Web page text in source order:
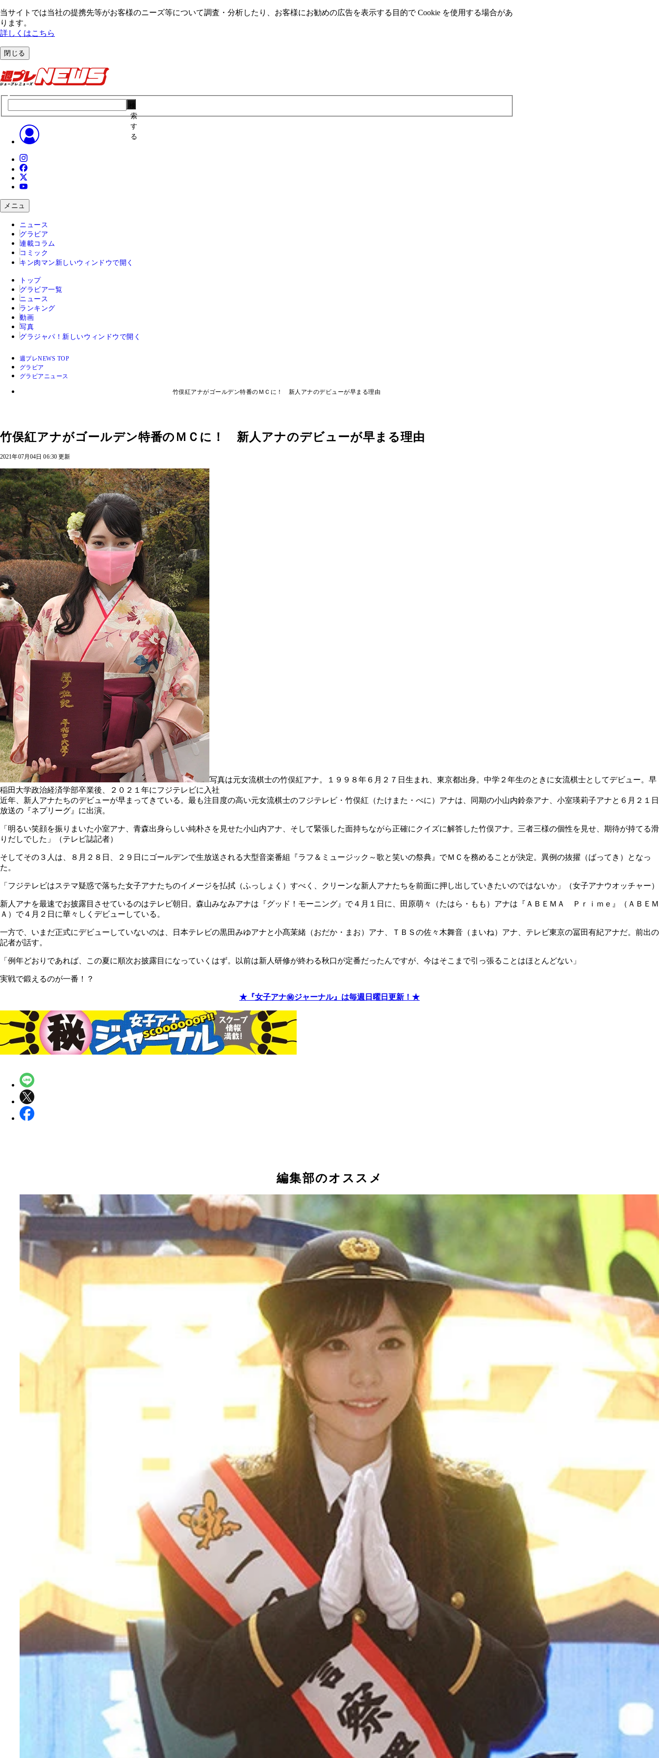
当サイトでは当社の提携先等がお客様のニーズ等について調査・分析したり、お客様にお勧めの広告を表⽰する⽬的で Cookie を使⽤する場合があ
ります。
詳しくはこちら
閉じる
索
す
る
メニュ
ニュース
グラビア
連載コラム
コミック
キン肉マン 新しいウィンドウで開く
トップ
グラビア一覧
ニュース
ランキング
動画
写真
グラジャパ！ 新しいウィンドウで開く
週プレNEWS TOP
グラビア
グラビアニュース
竹俣紅アナがゴールデン特番のＭＣに！ 新人アナのデビューが早まる理由
竹俣紅アナがゴールデン特番のＭＣに！ 新人アナのデビューが早まる理由
2021年07月04日 06:30 更新
写真は元女流棋士の竹俣紅アナ。１９９８年６月２７日生まれ、東京都出身。中学２年生のときに女流棋士としてデビュー。早
稲田大学政治経済学部卒業後、２０２１年にフジテレビに入社
近年、新人アナたちのデビューが早まってきている。最も注目度の高い元女流棋士のフジテレビ・竹俣紅（たけまた・べに）アナは、同期の小山内鈴奈アナ、小室瑛莉子アナと６月２１日
放送の『ネプリーグ』に出演。
「明るい笑顔を振りまいた小室アナ、青森出身らしい純朴さを見せた小山内アナ、そして緊張した面持ちながら正確にクイズに解答した竹俣アナ。三者三様の個性を見せ、期待が持てる滑
りだしでした」（テレビ誌記者）
そしてその３人は、８月２８日、２９日にゴールデンで生放送される大型音楽番組『ラフ＆ミュージック～歌と笑いの祭典』でＭＣを務めることが決定。異例の抜擢（ばってき）となっ
た。
「フジテレビはステマ疑惑で落ちた女子アナたちのイメージを払拭（ふっしょく）すべく、クリーンな新人アナたちを前面に押し出していきたいのではないか」（女子アナウオッチャー）
新人アナを最速でお披露目させているのはテレビ朝日。森山みなみアナは『グッド！モーニング』で４月１日に、田原萌々（たはら・もも）アナは『ＡＢＥＭＡ Ｐｒｉｍｅ』（ＡＢＥＭ
Ａ）で４月２日に華々しくデビューしている。
一方で、いまだ正式にデビューしていないのは、日本テレビの黒田みゆアナと小髙茉緒（おだか・まお）アナ、ＴＢＳの佐々木舞音（まいね）アナ、テレビ東京の冨田有紀アナだ。前出の
記者が話す。
「例年どおりであれば、この夏に順次お披露目になっていくはず。以前は新人研修が終わる秋口が定番だったんですが、今はそこまで引っ張ることはほとんどない」
実戦で鍛えるのが一番！？
★『女子アナ㊙ジャーナル』は毎週日曜日更新！★
編集部のオススメ